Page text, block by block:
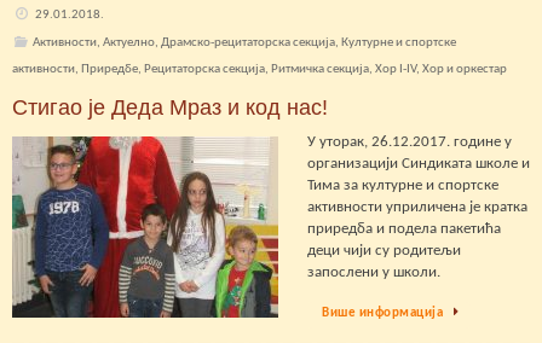
29.01.2018.
Активности, Актуелно, Драмско-рецитаторска секција, Културне и спортске
активности, Приредбе, Рецитаторска секција, Ритмичка секција, Хор I-IV, Хор и оркестар
Стигао је Деда Мраз и код нас!
У уторак, 26.12.2017. године у
организацији Синдиката школе и
Тима за културне и спортске
активности уприличена је кратка
приредба и подела пакетића
деци чији су родитељи
запослени у школи.
Више информација